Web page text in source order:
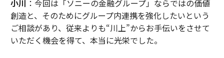
小川 ：今回は「ソニーの金融グループ」ならではの価値
創造と、そのためにグループ内連携を強化したいという
ご相談があり、従来よりも“川上”からお手伝いをさせて
いただく機会を得て、本当に光栄でした。